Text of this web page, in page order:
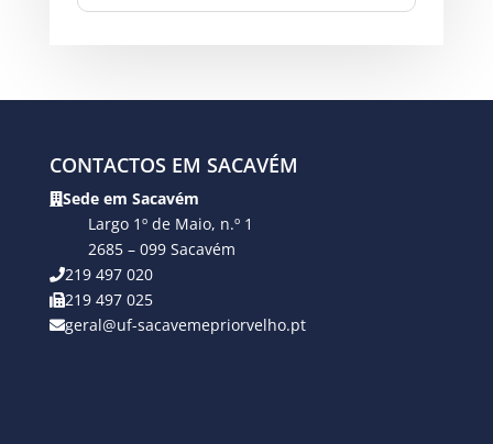
CONTACTOS EM SACAVÉM
Sede em Sacavém
Largo 1º de Maio, n.º 1
2685 – 099 Sacavém
219 497 020
219 497 025
geral@uf-sacavemepriorvelho.pt